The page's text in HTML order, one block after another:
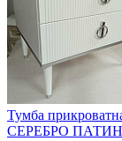
Тумба
СЕРЕБРО